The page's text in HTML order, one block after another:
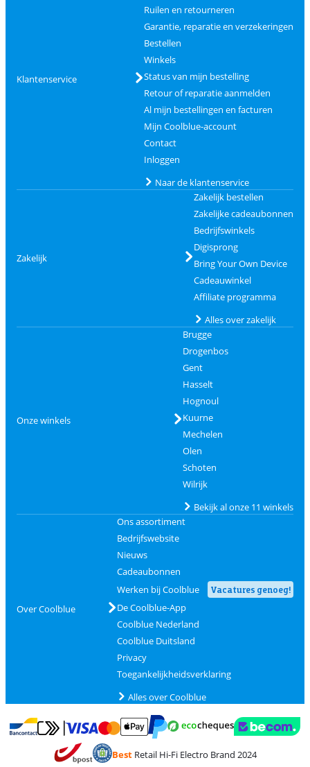
Klantenservice
Ruilen en retourneren
Garantie, reparatie en verzekeringen
Bestellen
Winkels
Status van mijn bestelling
Retour of reparatie aanmelden
Al mijn bestellingen en facturen
Mijn Coolblue-account
Contact
Inloggen
Naar de klantenservice
Zakelijk
Zakelijk bestellen
Zakelijke cadeaubonnen
Bedrijfswinkels
Digisprong
Bring Your Own Device
Cadeauwinkel
Affiliate programma
Alles over zakelijk
Onze winkels
Brugge
Drogenbos
Gent
Hasselt
Hognoul
Kuurne
Mechelen
Olen
Schoten
Wilrijk
Bekijk al onze 11 winkels
Over Coolblue
Ons assortiment
Bedrijfswebsite
Nieuws
Cadeaubonnen
Werken bij Coolblue
Vacatures genoeg!
De Coolblue-App
Coolblue Nederland
Coolblue Duitsland
Privacy
Toegankelijkheidsverklaring
Alles over Coolblue
Betalen met Bancontact
Betalen met MasterCard en Visa via ClickToPay
BestRetail Hi-Fi Electro Brand 2024